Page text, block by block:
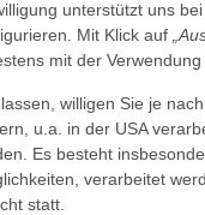
Life-
unter
und
unterstützt uns
Mit Klick auf
mit der
willigen Sie je
u.a. in der USA
Es besteht
verarbeitet
statt.